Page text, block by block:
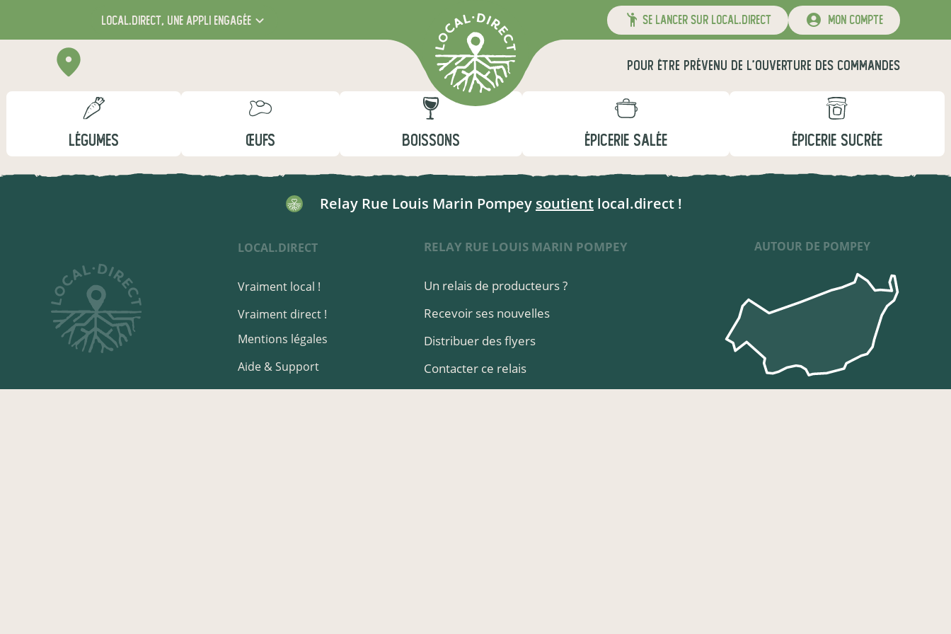
local.direct, une appli engagée se lancer sur local.direct mon compte
POUR ÊTRE PRÉVENU DE L'OUVERTURE DES COMMANDES
LÉGUMES ŒUFS BOISSONS ÉPICERIE SALÉE ÉPICERIE SUCRÉE
Relay Rue Louis Marin Pompey soutient local.direct !
LOCAL.DIRECT
Vraiment local !
Vraiment direct !
Mentions légales
Aide & Support
RELAY RUE LOUIS MARIN POMPEY
Un relais de producteurs ?
Recevoir ses nouvelles
Distribuer des flyers
Contacter ce relais
AUTOUR DE POMPEY